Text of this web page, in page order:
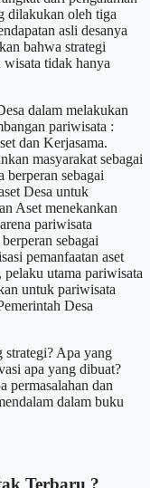
dilakukan oleh tiga
asli desanya
bahwa strategi
wisata tidak hanya
dalam melakukan
pariwisata :
dan Kerjasama.
masyarakat sebagai
berperan sebagai
Desa untuk
Aset menekankan
pariwisata
sebagai
pemanfaatan aset
pelaku utama pariwisata
untuk pariwisata
Desa
strategi? Apa yang
apa yang dibuat?
permasalahan dan
dalam buku
Terbaru ?